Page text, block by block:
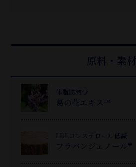
原料・素材
体脂肪減少
葛の花エキス™
LDLコレステロール低減
フラバンジェノール®